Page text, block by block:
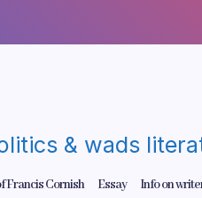
& wads
Francis Cornish Essay Info on